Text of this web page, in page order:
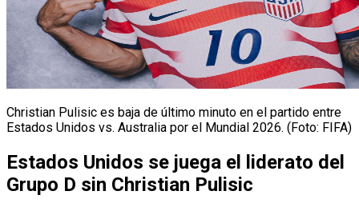
Christian Pulisic es baja de último minuto en el partido entre
Estados Unidos vs. Australia por el Mundial 2026. (Foto: FIFA)
Estados Unidos se juega el liderato del
Grupo D sin Christian Pulisic